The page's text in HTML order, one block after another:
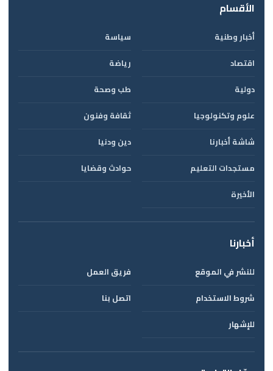
الأقسام
أخبار وطنية
سياسة
اقتصاد
رياضة
دولية
طب وصحة
علوم وتكنولوجيا
ثقافة وفنون
شاشة أخبارنا
دين ودنيا
مستجدات التعليم
حوادث وقضايا
الأخيرة
أخبارنا
للنشر في الموقع
فريق العمل
شروط الاستخدام
اتصل بنا
للإشهار